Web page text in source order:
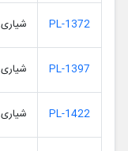
PL-1372 شیاری
PL-1397 شیاری
PL-1422 شیاری